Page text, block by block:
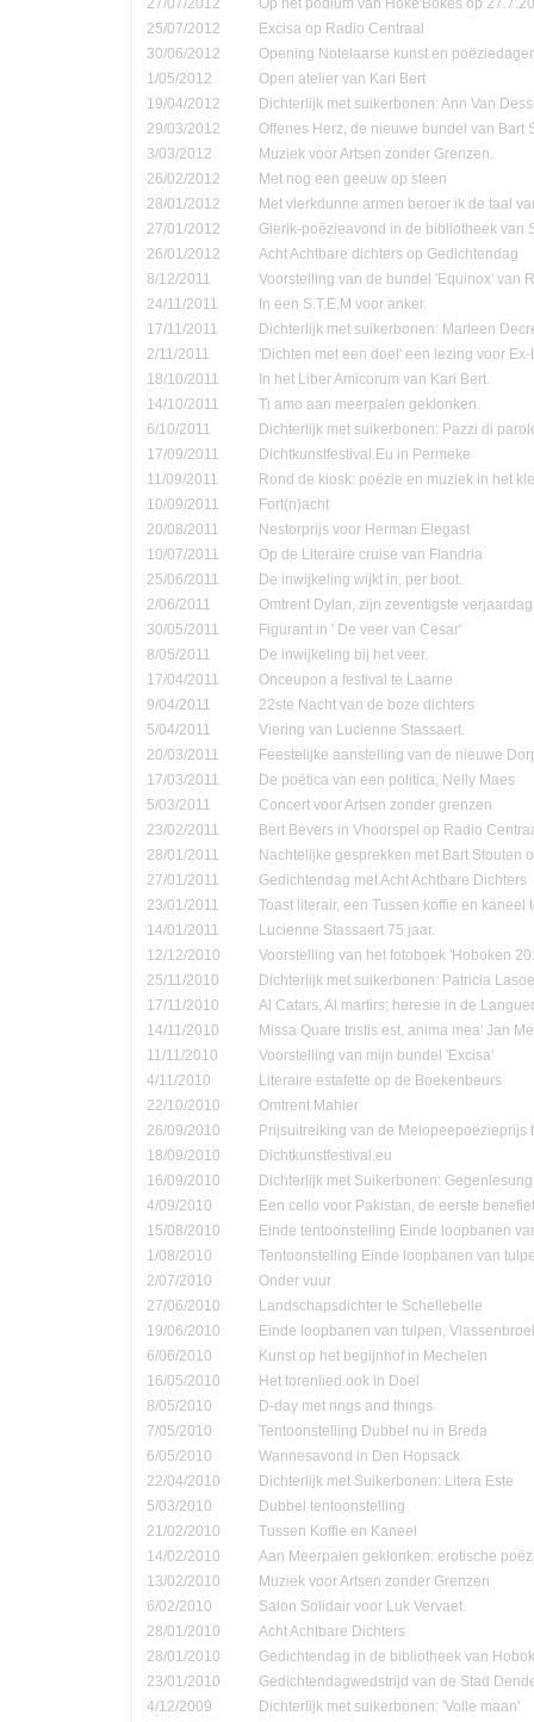
25/07/2012
Excisa op Radio Centraal
30/06/2012
Opening Notelaarse kunst en
1/05/2012
Open atelier van Kari Bert
19/04/2012
Dichterlijk met suikerbonen: Ann Van
29/03/2012
Offenes Herz, de nieuwe bundel van Bart
3/03/2012
Muziek voor Artsen zonder Grenzen.
26/02/2012
Met nog een geeuw op steen
28/01/2012
Met vlerkdunne armen beroer ik de taal
27/01/2012
Gierik-poëzieavond in de bibliotheek van
26/01/2012
Acht Achtbare dichters op Gedichtendag
8/12/2011
Voorstelling van de bundel 'Equinox' van
24/11/2011
In een S.T.E.M voor anker.
17/11/2011
Dichterlijk met suikerbonen: Marleen
2/11/2011
'Dichten met een doel' een lezing voor
18/10/2011
In het Liber Amicorum van Kari Bert.
14/10/2011
Ti amo aan meerpalen geklonken.
6/10/2011
Dichterlijk met suikerbonen: Pazzi di
17/09/2011
Dichtkunstfestival.Eu in Permeke
11/09/2011
Rond de kiosk: poëzie en muziek in het
10/09/2011
Fort(n)acht
20/08/2011
Nestorprijs voor Herman Elegast
10/07/2011
Op de Literaire cruise van Flandria
25/06/2011
De inwijkeling wijkt in, per boot.
2/06/2011
Omtrent Dylan, zijn zeventigste verjaardag
30/05/2011
Figurant in ' De veer van Cesar'
8/05/2011
De inwijkeling bij het veer.
17/04/2011
Onceupon a festival te Laarne
9/04/2011
22ste Nacht van de boze dichters
5/04/2011
Viering van Lucienne Stassaert.
20/03/2011
Feestelijke aanstelling van de nieuwe
17/03/2011
De poëtica van een politica, Nelly Maes
5/03/2011
Concert voor Artsen zonder grenzen
23/02/2011
Bert Bevers in Vhoorspel op Radio
28/01/2011
Nachtelijke gesprekken met Bart Stouten
27/01/2011
Gedichtendag met Acht Achtbare Dichters
23/01/2011
Toast literair, een Tussen koffie en kaneel
14/01/2011
Lucienne Stassaert 75 jaar.
12/12/2010
Voorstelling van het fotoboek 'Hoboken
25/11/2010
Dichterlijk met suikerbonen: Patricia
17/11/2010
Al Catars, Al martirs; heresie in de
14/11/2010
Missa Quare tristis est, anima mea' Jan
11/11/2010
Voorstelling van mijn bundel 'Excisa'
4/11/2010
Literaire estafette op de Boekenbeurs
22/10/2010
Omtrent Mahler
26/09/2010
Prijsuitreiking van de Melopeepoëzieprijs
18/09/2010
Dichtkunstfestival.eu
16/09/2010
Dichterlijk met Suikerbonen:
4/09/2010
Een cello voor Pakistan, de eerste
15/08/2010
Einde tentoonstelling Einde loopbanen
1/08/2010
Tentoonstelling Einde loopbanen van
2/07/2010
Onder vuur
27/06/2010
Landschapsdichter te Schellebelle
19/06/2010
Einde loopbanen van tulpen,
6/06/2010
Kunst op het begijnhof in Mechelen
16/05/2010
Het torenlied ook in Doel
8/05/2010
D-day met rings and things
7/05/2010
Tentoonstelling Dubbel nu in Breda
6/05/2010
Wannesavond in Den Hopsack
22/04/2010
Dichterlijk met Suikerbonen: Litera Este
5/03/2010
Dubbel tentoonstelling
21/02/2010
Tussen Koffie en Kaneel
14/02/2010
Aan Meerpalen geklonken: erotische
13/02/2010
Muziek voor Artsen zonder Grenzen
6/02/2010
Salon Solidair voor Luk Vervaet.
28/01/2010
Acht Achtbare Dichters
28/01/2010
Gedichtendag in de bibliotheek van
23/01/2010
Gedichtendagwedstrijd van de Stad
4/12/2009
Dichterlijk met suikerbonen: 'Volle maan'